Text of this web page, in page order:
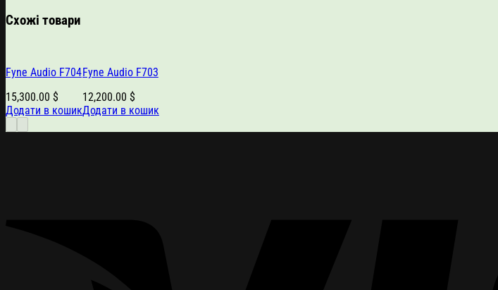
Схожі товари
Fyne Audio F704
15,300.00 $
Додати в кошик
Fyne Audio F703
12,200.00 $
Додати в кошик